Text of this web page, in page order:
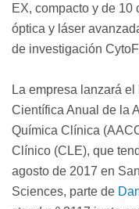
EX, compacto y de 10
óptica y láser
de investigación
La empresa lanzará
Científica Anual de la
Química Clínica
Clínico (CLE), que
agosto de 2017 en
Sciences, parte de